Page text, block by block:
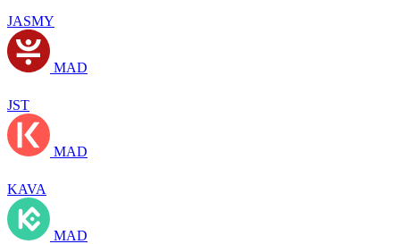
JASMY
MAD
JST
MAD
KAVA
MAD